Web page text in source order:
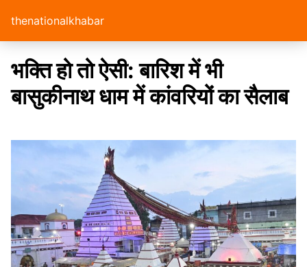
thenationalkhabar
भक्ति हो तो ऐसी: बारिश में भी
बासुकीनाथ धाम में कांवरियों का सैलाब